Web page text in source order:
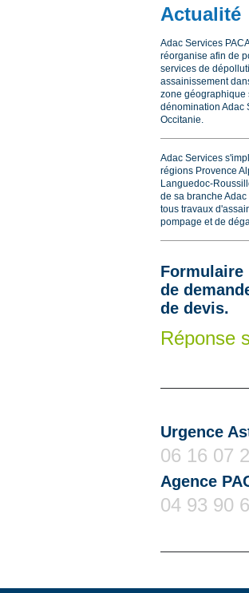
Actualité
Adac Services
réorganise afin de
services de
assainissement
zone géographique
dénomination Adac
Occitanie.
Adac Services
régions Provence
Languedoc-
de sa branche
tous travaux
pompage et de
Formulaire
de
de devis.
Réponse
Urgence
06 16 07
Agence
04 93 90